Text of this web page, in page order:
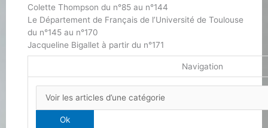
Colette Thompson du n°85 au n°144
Le Département de Français de l’Université de Toulouse
du n°145 au n°170
Jacqueline Bigallet à partir du n°171
Navigation